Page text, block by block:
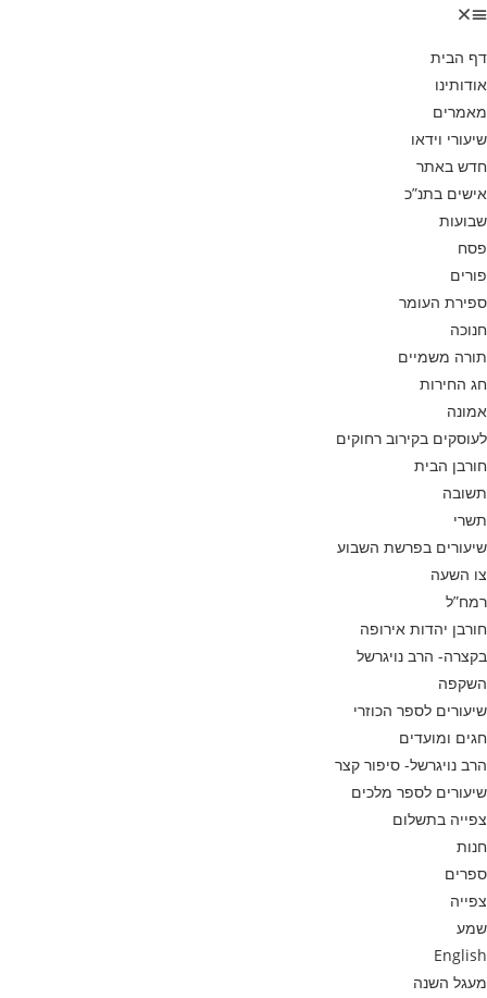
דף הבית
אודותינו
מאמרים
שיעורי וידאו
חדש באתר
אישים בתנ”כ
שבועות
פסח
פורים
ספירת העומר
חנוכה
תורה משמיים
חג החירות
אמונה
לעוסקים בקירוב רחוקים
חורבן הבית
תשובה
תשרי
שיעורים בפרשת השבוע
צו השעה
רמח”ל
חורבן יהדות אירופה
בקצרה- הרב נויגרשל
השקפה
שיעורים לספר הכוזרי
חגים ומועדים
הרב נויגרשל- סיפור קצר
שיעורים לספר מלכים
צפייה בתשלום
חנות
ספרים
צפייה
שמע
English
מעגל השנה